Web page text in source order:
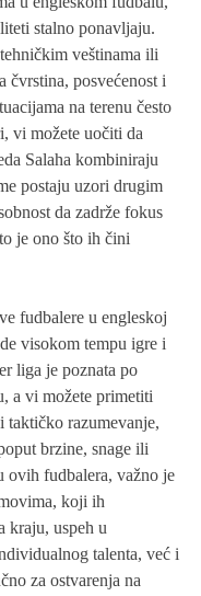
stalno ponavljaju.
veštinama ili
čvrstina, posvećenost i
na terenu često
vi možete uočiti da
Salaha kombiniraju
postaju uzori drugim
da zadrže fokus
je ono što ih čini
fudbalere u engleskoj
visokom tempu igre i
liga je poznata po
a vi možete primetiti
razumevanje,
brzine, snage ili
ovih fudbalera, važno je
koji ih
kraju, uspeh u
talenta, već i
za ostvarenja na